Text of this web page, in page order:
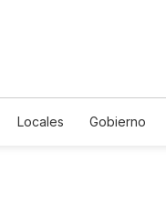
Locales Gobierno